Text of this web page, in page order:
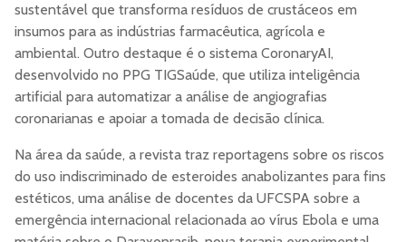
sustentável que transforma resíduos de crustáceos em
insumos para as indústrias farmacêutica, agrícola e
ambiental. Outro destaque é o sistema CoronaryAI,
desenvolvido no PPG TIGSaúde, que utiliza inteligência
artificial para automatizar a análise de angiografias
coronarianas e apoiar a tomada de decisão clínica.
Na área da saúde, a revista traz reportagens sobre os riscos
do uso indiscriminado de esteroides anabolizantes para fins
estéticos, uma análise de docentes da UFCSPA sobre a
emergência internacional relacionada ao vírus Ebola e uma